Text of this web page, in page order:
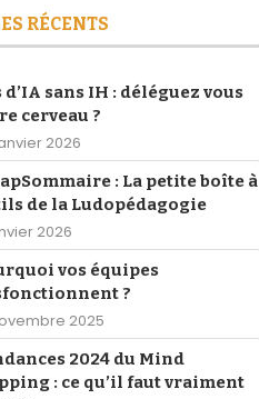
RÉCENTS
d’IA sans IH : déléguez vous
cerveau ?
2026
: La petite boîte à
de la Ludopédagogie
2026
vos équipes
?
2025
2024 du Mind
: ce qu’il faut vraiment